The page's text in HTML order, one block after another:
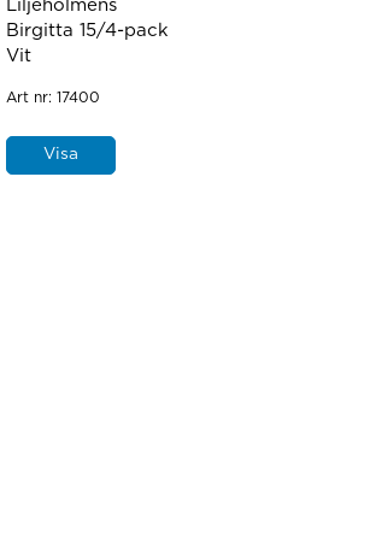
Liljeholmens
Birgitta 15/4-pack
Vit
Art nr: 17400
Visa